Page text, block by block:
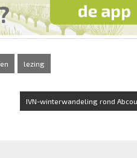
lezing
IVN-winterwandeling rond